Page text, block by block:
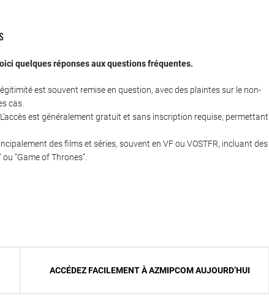
quelques réponses aux questions fréquentes.
est souvent remise en question, avec des plaintes sur le non-
cas.
L’accès est généralement gratuit et sans inscription requise, permettant
des films et séries, souvent en VF ou VOSTFR, incluant des
“Game of Thrones”.
ACCÉDEZ FACILEMENT À AZMIPCOM AUJOURD’HUI